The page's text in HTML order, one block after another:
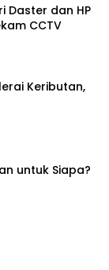
Daster dan HP
CCTV
Keributan,
untuk Siapa?